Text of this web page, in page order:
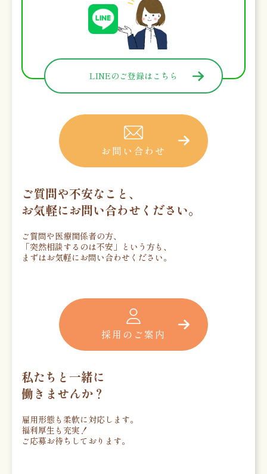
LINEのご登録はこちら
お問い合わせ
ご質問や不安なこと、
お気軽にお問い合わせください。
ご質問や医療関係者の方、
「突然相談するのは不安」という方も、
まずはお気軽にお問い合わせください。
採用のご案内
私たちと一緒に
働きませんか？
雇用形態も柔軟に対応します。
福利厚生も充実！
ご応募お待ちしております。